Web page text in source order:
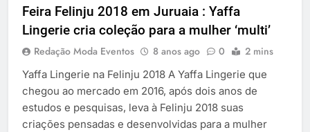
Feira Felinju 2018 em Juruaia : Yaffa
Lingerie cria coleção para a mulher ‘multi’
Redação Moda Eventos 8 anos ago 0 2 mins
Yaffa Lingerie na Felinju 2018 A Yaffa Lingerie que
chegou ao mercado em 2016, após dois anos de
estudos e pesquisas, leva à Felinju 2018 suas
criações pensadas e desenvolvidas para a mulher